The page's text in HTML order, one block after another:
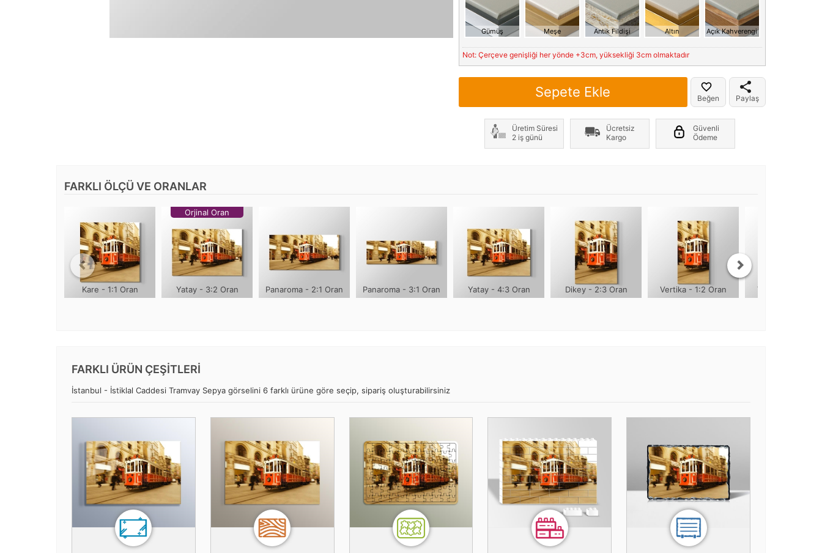
Gümüş Meşe Antik Fildişi Altın Açık Kahverengi
Not: Çerçeve genişliği her yönde +3cm, yüksekliği 3cm olmaktadır
Sepete Ekle Beğen Paylaş
Üretim Süresi
2 iş günü
Ücretsiz
Kargo
Güvenli
Ödeme
FARKLI ÖLÇÜ VE ORANLAR
Kare - 1:1 Oran
Orjinal Oran
Yatay - 3:2 Oran Panaroma - 2:1 Oran Panaroma - 3:1 Oran Yatay - 4:3 Oran Dikey - 2:3 Oran Vertika - 1:2 Oran Vertika - 1:3
FARKLI ÜRÜN ÇEŞİTLERİ
İstanbul - İstiklal Caddesi Tramvay Sepya görselini 6 farklı ürüne göre seçip, sipariş oluşturabilirsiniz